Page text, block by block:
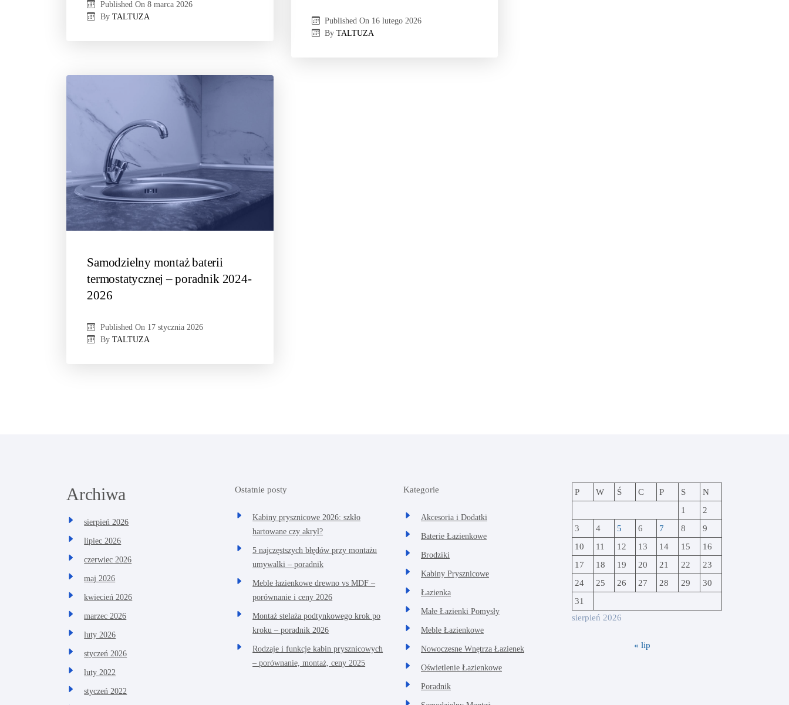
Published On 8 marca 2026
By TALTUZA Published On 16 lutego 2026
ByTALTUZA
Samodzielny montaż baterii
termostatycznej – poradnik 2024-
2026
Published On 17 stycznia 2026
By TALTUZA
Archiwa
sierpień 2026
lipiec 2026
czerwiec 2026
maj 2026
kwiecień 2026
marzec 2026
luty 2026
styczeń 2026
luty 2022
styczeń 2022
Ostatnie posty
Kabiny prysznicowe 2026: szkło
hartowane czy akryl?
5 najczęstszych błędów przy montażu
umywalki – poradnik
Meble łazienkowe drewno vs MDF –
porównanie i ceny 2026
Montaż stelaża podtynkowego krok po
kroku – poradnik 2026
Rodzaje i funkcje kabin prysznicowych
– porównanie, montaż, ceny 2025
Kategorie
Akcesoria i Dodatki
Baterie Łazienkowe
Brodziki
Kabiny Prysznicowe
Łazienka
Małe Łazienki Pomysły
Meble Łazienkowe
Nowoczesne Wnętrza Łazienek
Oświetlenie Łazienkowe
Poradnik
sierpień 2026
P W Ś C P S
N
1
2
3
4 5 6 7 8
9
10
11 12 13 14 15
16
17
18 19 20 21 22
23
24
25 26 27 28 29
30
31
« lip